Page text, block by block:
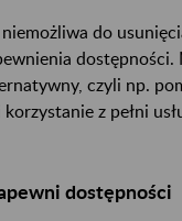
do
czyli np.
z pełni
dostępności